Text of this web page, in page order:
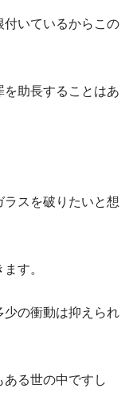
付いているからこの
助長することはあ
スを破りたいと想
す。
少の衝動は抑えられ
る世の中ですし